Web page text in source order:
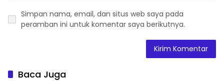
Simpan nama, email, dan situs web saya pada
peramban ini untuk komentar saya berikutnya.
Baca Juga